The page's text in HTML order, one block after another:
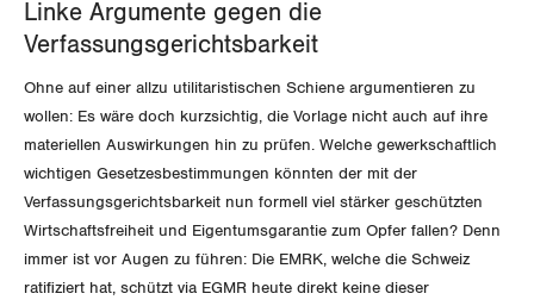
Linke Argumente gegen die
Verfassungsgerichtsbarkeit
Ohne auf einer allzu utilitaristischen Schiene argumentieren zu
wollen: Es wäre doch kurzsichtig, die Vorlage nicht auch auf ihre
materiellen Auswirkungen hin zu prüfen. Welche gewerkschaftlich
wichtigen Gesetzesbestimmungen könnten der mit der
Verfassungsgerichtsbarkeit nun formell viel stärker geschützten
Wirtschaftsfreiheit und Eigentumsgarantie zum Opfer fallen? Denn
immer ist vor Augen zu führen: Die EMRK, welche die Schweiz
ratifiziert hat, schützt via EGMR heute direkt keine dieser